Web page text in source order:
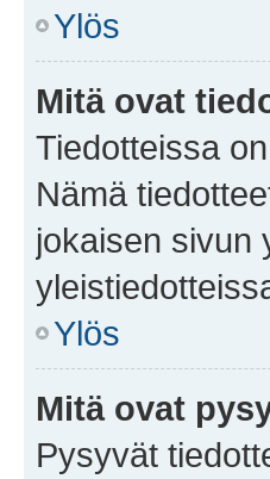
Ylös
Mitä ovat
Tiedotteissa
Nämä
jokaisen sivun
Ylös
Mitä ovat
Pysyvät